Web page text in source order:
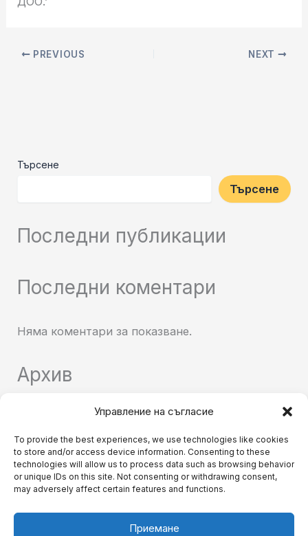
Управление на съгласие
To provide the best experiences, we use technologies like cookies
to store and/or access device information. Consenting to these
technologies will allow us to process data such as browsing behavior
or unique IDs on this site. Not consenting or withdrawing consent,
may adversely affect certain features and functions.
Приемане
PREVIOUS NEXT
Търсене
Търсене
Последни публикации
Последни коментари
Няма коментари за показване.
Архив
Няма архиви за показване.
Категории